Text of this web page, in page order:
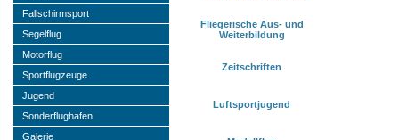
Fallschirmsport
Segelflug
Motorflug
Sportflugzeuge
Jugend
Sonderflughafen
Galerie
Fliegerische Aus- und
Weiterbildung
Zeitschriften
Luftsportjugend